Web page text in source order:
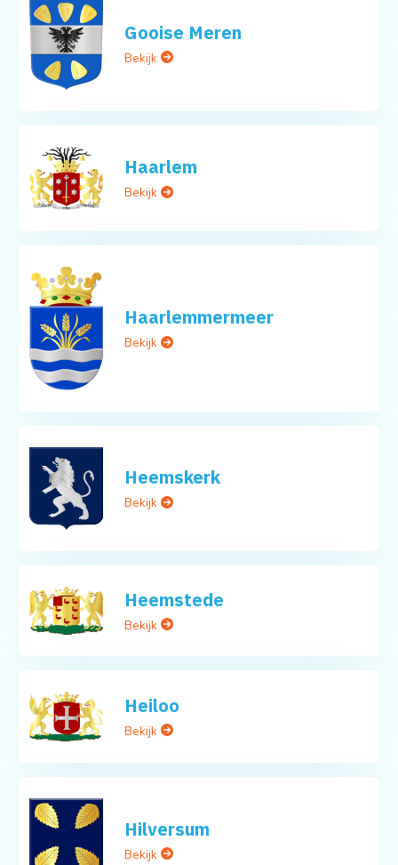
Gooise Meren
Bekijk
Haarlem
Bekijk
Haarlemmermeer
Bekijk
Heemskerk
Bekijk
Heemstede
Bekijk
Heiloo
Bekijk
Hilversum
Bekijk